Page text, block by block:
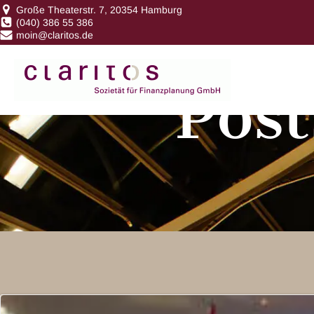
Große Theaterstr. 7, 20354 Hamburg
(040) 386 55 386
moin@claritos.de